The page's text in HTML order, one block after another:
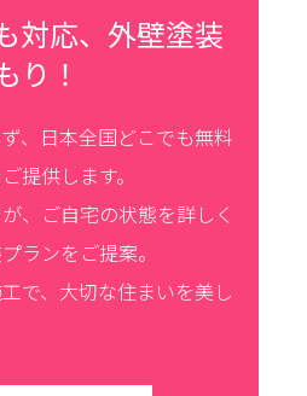
対応、外壁塗装
り！
、日本全国どこでも無料
提供します。
、ご自宅の状態を詳しく
ランをご提案。
で、大切な住まいを美し